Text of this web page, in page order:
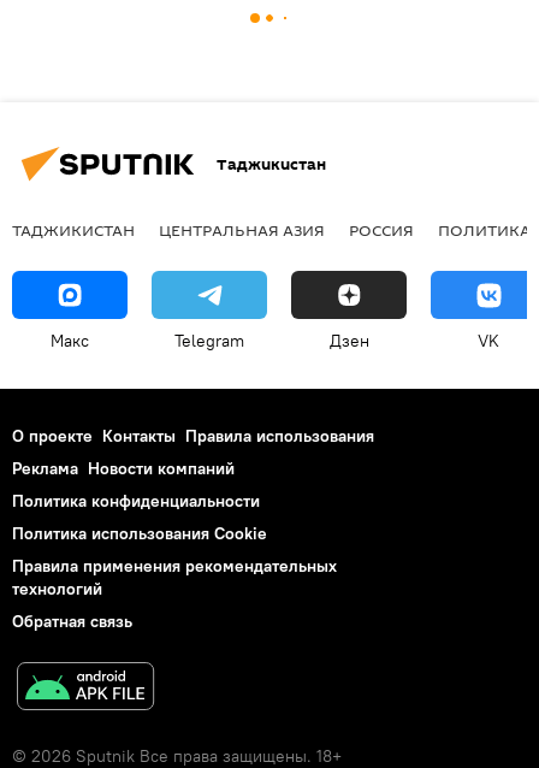
Таджикистан
ТАДЖИКИСТАН ЦЕНТРАЛЬНАЯ АЗИЯ РОССИЯ ПОЛИТИКА
Макс Telegram Дзен VK
О проекте Контакты Правила использования
Реклама Новости компаний
Политика конфиденциальности
Политика использования Cookie
Правила применения рекомендательных
технологий
Обратная связь
© 2026 Sputnik Все права защищены. 18+